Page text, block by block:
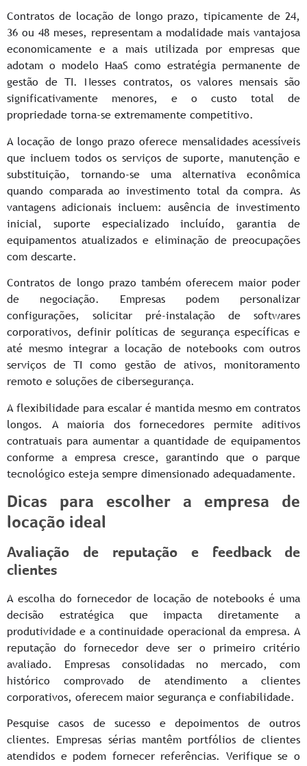
Contratos de locação de longo prazo, tipicamente de 24,
36 ou 48 meses, representam a modalidade mais vantajosa
economicamente e a mais utilizada por empresas que
adotam o modelo HaaS como estratégia permanente de
gestão de TI. Nesses contratos, os valores mensais são
significativamente menores, e o custo total de
propriedade torna-se extremamente competitivo.
A locação de longo prazo oferece mensalidades acessíveis
que incluem todos os serviços de suporte, manutenção e
substituição, tornando-se uma alternativa econômica
quando comparada ao investimento total da compra. As
vantagens adicionais incluem: ausência de investimento
inicial, suporte especializado incluído, garantia de
equipamentos atualizados e eliminação de preocupações
com descarte.
Contratos de longo prazo também oferecem maior poder
de negociação. Empresas podem personalizar
configurações, solicitar pré-instalação de softwares
corporativos, definir políticas de segurança específicas e
até mesmo integrar a locação de notebooks com outros
serviços de TI como gestão de ativos, monitoramento
remoto e soluções de cibersegurança.
A flexibilidade para escalar é mantida mesmo em contratos
longos. A maioria dos fornecedores permite aditivos
contratuais para aumentar a quantidade de equipamentos
conforme a empresa cresce, garantindo que o parque
tecnológico esteja sempre dimensionado adequadamente.
Dicas para escolher a empresa de
locação ideal
Avaliação de reputação e feedback de
clientes
A escolha do fornecedor de locação de notebooks é uma
decisão estratégica que impacta diretamente a
produtividade e a continuidade operacional da empresa. A
reputação do fornecedor deve ser o primeiro critério
avaliado. Empresas consolidadas no mercado, com
histórico comprovado de atendimento a clientes
corporativos, oferecem maior segurança e confiabilidade.
Pesquise casos de sucesso e depoimentos de outros
clientes. Empresas sérias mantêm portfólios de clientes
atendidos e podem fornecer referências. Verifique se o